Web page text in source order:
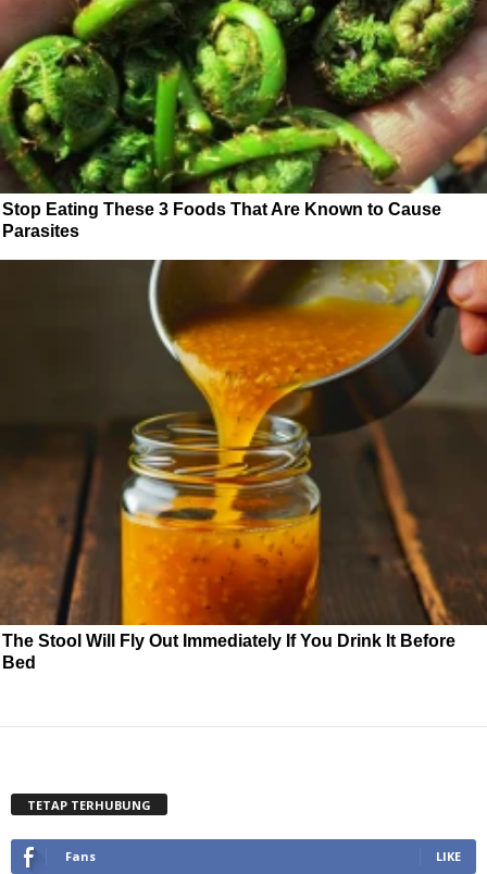
Stop Eating These 3 Foods That Are Known to Cause
Parasites
The Stool Will Fly Out Immediately If You Drink It Before
Bed
TETAP TERHUBUNG
Fans LIKE